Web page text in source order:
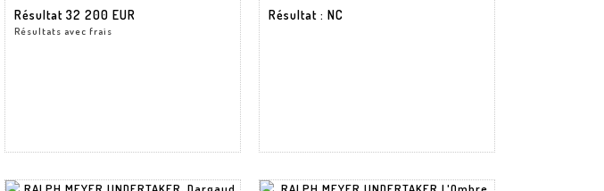
Résultat 32 200 EUR
Résultats avec frais
Résultat : NC